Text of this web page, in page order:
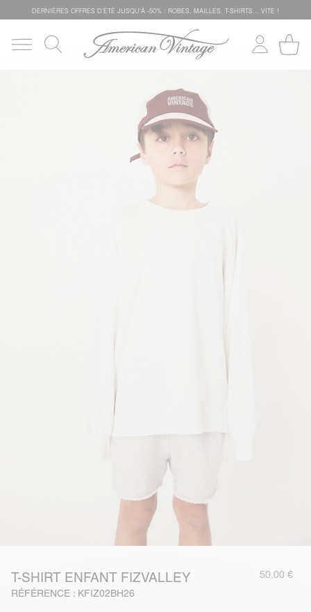
DERNIÈRES OFFRES D'ÉTÊ JUSQU'À -50% : ROBES, MAILLES, T-SHIRTS... VITE !
T-SHIRT ENFANT FIZVALLEY
RÉFÉRENCE : KFIZ02BH26
50,00 €